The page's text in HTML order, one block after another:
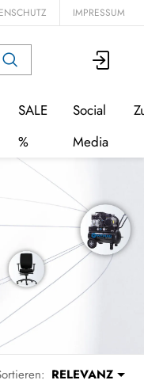
IMPRESSUM
SALE
%
Social
Media
RELEVANZ